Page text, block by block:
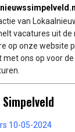
van
vacatures uit de
op onze website
met ons op voor
10-05-2024